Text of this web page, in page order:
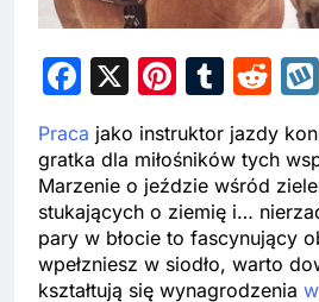
Facebook
X
Praca jako instruktor jazdy
gratka dla miłośników tych
Marzenie o jeździe wśród
stukających o ziemię i…
pary w błocie to fascynujący
wpełzniesz w siodło, warto
kształtują się wynagrodzenia